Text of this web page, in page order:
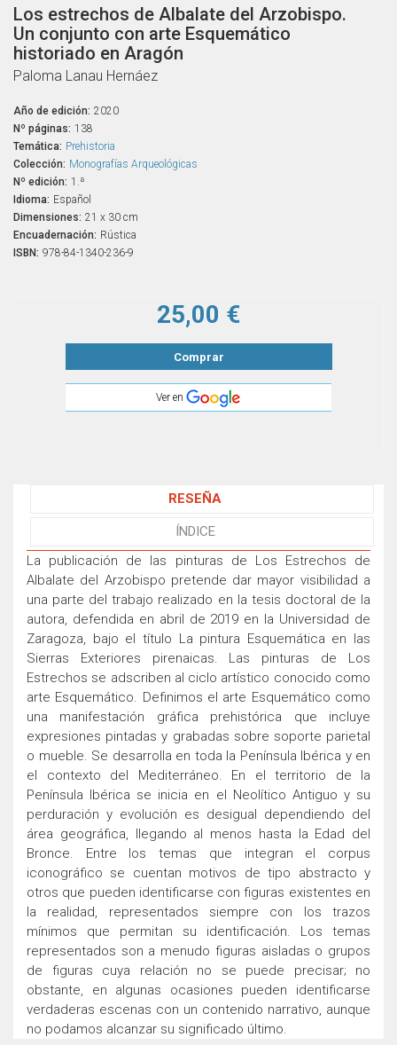
Los estrechos de Albalate del Arzobispo.
Un conjunto con arte Esquemático
historiado en Aragón
Paloma Lanau Hernáez
Año de edición: 2020
Nº páginas: 138
Temática: Prehistoria
Colección: Monografías Arqueológicas
Nº edición: 1.ª
Idioma: Español
Dimensiones: 21 x 30 cm
Encuadernación: Rústica
ISBN: 978-84-1340-236-9
25,00 €
Comprar
Ver en
RESEÑA
ÍNDICE
La publicación de las pinturas de Los Estrechos de
Albalate del Arzobispo pretende dar mayor visibilidad a
una parte del trabajo realizado en la tesis doctoral de la
autora, defendida en abril de 2019 en la Universidad de
Zaragoza, bajo el título La pintura Esquemática en las
Sierras Exteriores pirenaicas. Las pinturas de Los
Estrechos se adscriben al ciclo artístico conocido como
arte Esquemático. Definimos el arte Esquemático como
una manifestación gráfica prehistórica que incluye
expresiones pintadas y grabadas sobre soporte parietal
o mueble. Se desarrolla en toda la Península Ibérica y en
el contexto del Mediterráneo. En el territorio de la
Península Ibérica se inicia en el Neolítico Antiguo y su
perduración y evolución es desigual dependiendo del
área geográfica, llegando al menos hasta la Edad del
Bronce. Entre los temas que integran el corpus
iconográfico se cuentan motivos de tipo abstracto y
otros que pueden identificarse con figuras existentes en
la realidad, representados siempre con los trazos
mínimos que permitan su identificación. Los temas
representados son a menudo figuras aisladas o grupos
de figuras cuya relación no se puede precisar; no
obstante, en algunas ocasiones pueden identificarse
verdaderas escenas con un contenido narrativo, aunque
no podamos alcanzar su significado último.